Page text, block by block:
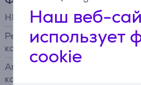
Наш веб-
использует
cookie
HDMI-CEC
Реверсивный звуковой
канал (ARC)
Автоматическая
калибровка колонок